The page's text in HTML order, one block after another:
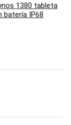
1380 tableta
batería IP68